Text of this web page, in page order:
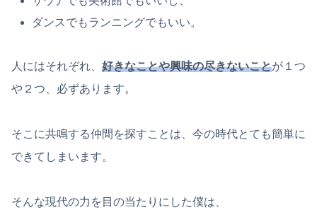
ダンスでもランニングでもいい。
人にはそれぞれ、 好きなことや興味の尽きないことが１つ
や２つ、必ずあります。
そこに共鳴する仲間を探すことは、今の時代とても簡単に
できてしまいます。
そんな現代の力を目の当たりにした僕は、